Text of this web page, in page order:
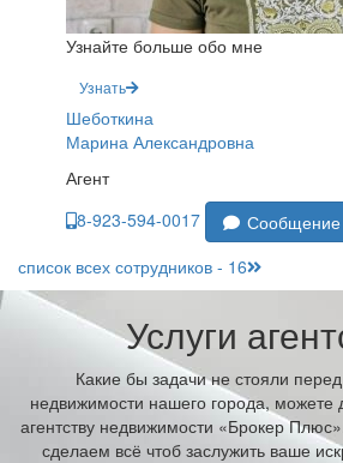
Узнайте больше обо мне
Узнать
Шеботкина
Марина Александровна
Агент
8-923-594-0017
Сообщение
список всех сотрудников - 16
Услуги
Какие бы задачи не стояли
недвижимости нашего города, можете
агентству недвижимости «Брокер
сделаем всё чтоб заслужить ваше